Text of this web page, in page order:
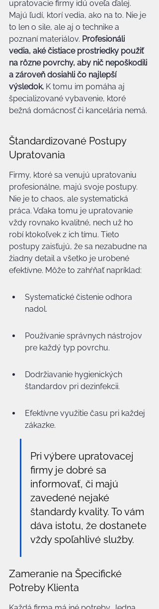
upratovacie firmy idú oveľa ďalej.
Majú ľudí, ktorí vedia, ako na to. Nie je
to len o sile, ale aj o technike a
poznaní materiálov. Profesionáli
vedia, aké čistiace prostriedky použiť
na rôzne povrchy, aby nič nepoškodili
a zároveň dosiahli čo najlepší
výsledok. K tomu im pomáha aj
špecializované vybavenie, ktoré
bežná domácnosť či kancelária nemá.
Štandardizované Postupy
Upratovania
Firmy, ktoré sa venujú upratovaniu
profesionálne, majú svoje postupy.
Nie je to chaos, ale systematická
práca. Vďaka tomu je upratovanie
vždy rovnako kvalitné, nech už ho
robí ktokoľvek z ich tímu. Tieto
postupy zaisťujú, že sa nezabudne na
žiadny detail a všetko je urobené
efektívne. Môže to zahŕňať napríklad:
Systematické čistenie odhora
nadol.
Používanie správnych nástrojov
pre každý typ povrchu.
Dodržiavanie hygienických
štandardov pri dezinfekcii.
Efektívne využitie času pri každej
zákazke.
Pri výbere upratovacej
firmy je dobré sa
informovať, či majú
zavedené nejaké
štandardy kvality. To vám
dáva istotu, že dostanete
vždy spoľahlivé služby.
Zameranie na Špecifické
Potreby Klienta